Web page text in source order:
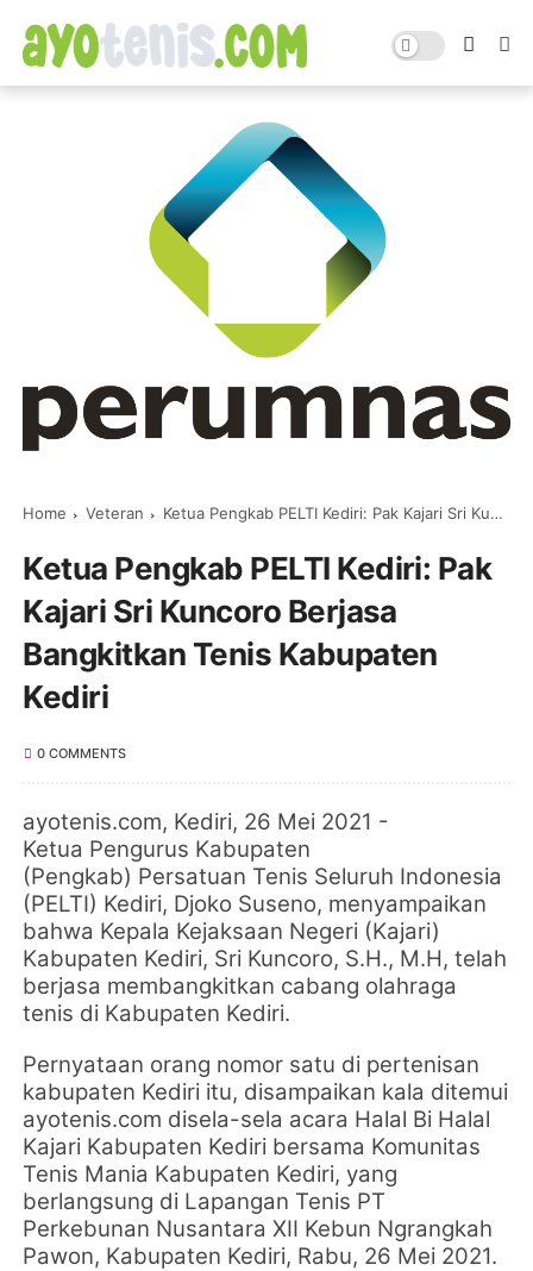
Home Veteran Ketua Pengkab PELTI Kediri: Pak Kajari Sri Kuncoro Berjasa Bangkitkan Tenis Kabupaten Kediri
Ketua Pengkab PELTI Kediri: Pak
Kajari Sri Kuncoro Berjasa
Bangkitkan Tenis Kabupaten
Kediri
0 COMMENTS
ayotenis.com, Kediri, 26 Mei 2021 -
Ketua Pengurus Kabupaten
(Pengkab) Persatuan Tenis Seluruh Indonesia
(PELTI) Kediri, Djoko Suseno, menyampaikan
bahwa Kepala Kejaksaan Negeri (Kajari)
Kabupaten Kediri, Sri Kuncoro, S.H., M.H, telah
berjasa membangkitkan cabang olahraga
tenis di Kabupaten Kediri.
Pernyataan orang nomor satu di pertenisan
kabupaten Kediri itu, disampaikan kala ditemui
ayotenis.com disela-sela acara Halal Bi Halal
Kajari Kabupaten Kediri bersama Komunitas
Tenis Mania Kabupaten Kediri, yang
berlangsung di Lapangan Tenis PT
Perkebunan Nusantara XII Kebun Ngrangkah
Pawon, Kabupaten Kediri, Rabu, 26 Mei 2021.